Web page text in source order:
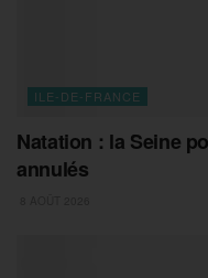
ILE-DE-FRANCE
Natation : la Seine
annulés